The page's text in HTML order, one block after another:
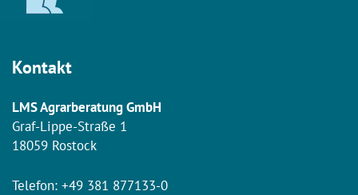
Kontakt
LMS Agrarberatung GmbH
Graf-Lippe-Straße 1
18059 Rostock
Telefon: +49 381 877133-0